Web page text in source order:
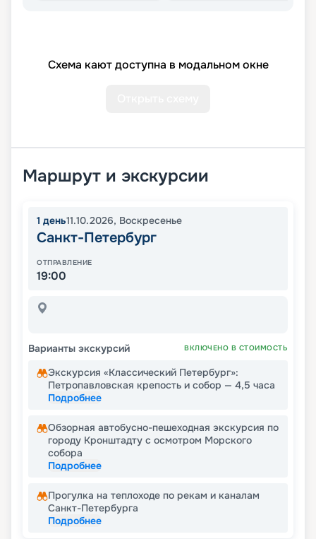
Схема кают доступна в модальном окне
Маршрут и экскурсии
1 день11.10.2026, Воскресенье
Санкт-Петербург
ОТПРАВЛЕНИЕ
19:00
Варианты экскурсий ВКЛЮЧЕНО В СТОИМОСТЬ
Экскурсия «Классический Петербург»:
Петропавловская крепость и собор — 4,5 часа
Подробнее
Обзорная автобусно-пешеходная экскурсия по
городу Кронштадту с осмотром Морского
собора
Подробнее
Прогулка на теплоходе по рекам и каналам
Санкт-Петербурга
Подробнее